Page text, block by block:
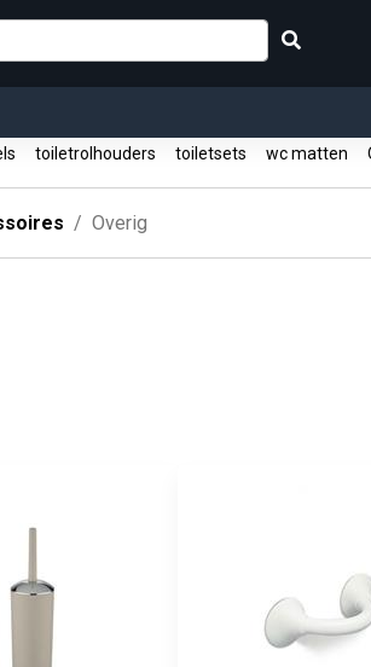
toiletrolhouders toiletsets wc matten
Overig